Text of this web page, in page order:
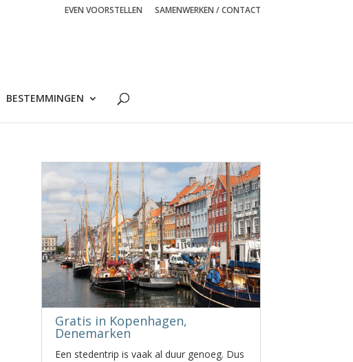
EVEN VOORSTELLEN SAMENWERKEN / CONTACT
BESTEMMINGEN
Gratis in Kopenhagen,
Denemarken
Een stedentrip is vaak al duur genoeg. Dus